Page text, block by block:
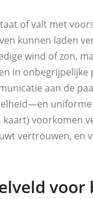
of valt met
kunnen laden
wind of zon,
in onbegrijpelijke
aan de
voorkomen
vertrouwen, en
voor